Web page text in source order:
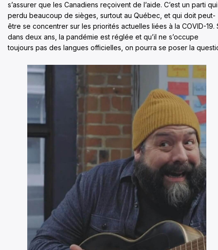
s’assurer que les Canadiens reçoivent de l’aide. C’est un parti
perdu beaucoup de sièges, surtout au Québec, et qui doit peut-
être se concentrer sur les priorités actuelles liées à la COVID-19.
dans deux ans, la pandémie est réglée et qu’il ne s’occupe
toujours pas des langues officielles, on pourra se poser la